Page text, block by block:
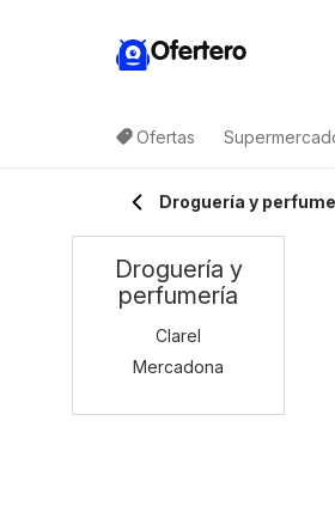
Ofertero
Ofertas
Droguería y
Droguería y
perfumería
Clarel
Mercadona